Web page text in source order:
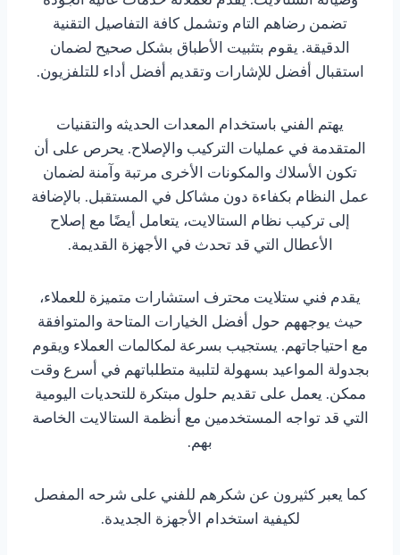
تضمن رضاهم التام وتشمل كافة التفاصيل التقنية
الدقيقة. يقوم بتثبيت الأطباق بشكل صحيح لضمان
استقبال أفضل للإشارات وتقديم أفضل أداء للتلفزيون.
يهتم الفني باستخدام المعدات الحديثه والتقنيات
المتقدمة في عمليات التركيب والإصلاح. يحرص على أن
تكون الأسلاك والمكونات الأخرى مرتبة وآمنة لضمان
عمل النظام بكفاءة دون مشاكل في المستقبل. بالإضافة
إلى تركيب نظام الستالايت، يتعامل أيضًا مع إصلاح
الأعطال التي قد تحدث في الأجهزة القديمة.
يقدم فني ستلايت محترف استشارات متميزة للعملاء،
حيث يوجههم حول أفضل الخيارات المتاحة والمتوافقة
مع احتياجاتهم. يستجيب بسرعة لمكالمات العملاء ويقوم
بجدولة المواعيد بسهولة لتلبية متطلباتهم في أسرع وقت
ممكن. يعمل على تقديم حلول مبتكرة للتحديات اليومية
التي قد تواجه المستخدمين مع أنظمة الستالايت الخاصة
بهم.
كما يعبر كثيرون عن شكرهم للفني على شرحه المفصل
لكيفية استخدام الأجهزة الجديدة.